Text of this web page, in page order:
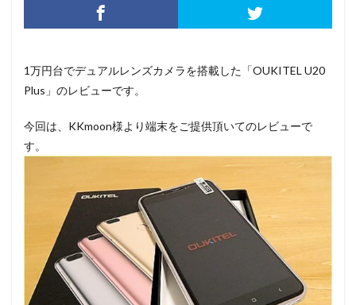
1万円台でデュアルレンズカメラを搭載した「OUKITEL U20
Plus」のレビューです。
今回は、KKmoon様より端末をご提供頂いてのレビューで
す。